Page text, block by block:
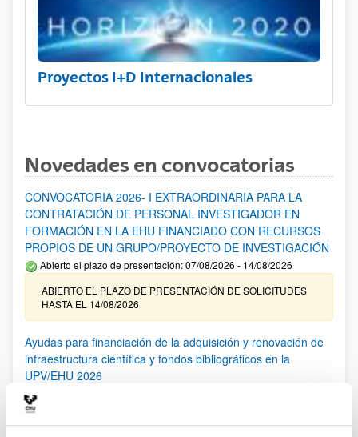
Proyectos I+D Internacionales
Novedades en convocatorias
CONVOCATORIA 2026- I EXTRAORDINARIA PARA LA
CONTRATACIÓN DE PERSONAL INVESTIGADOR EN
FORMACIÓN EN LA EHU FINANCIADO CON RECURSOS
PROPIOS DE UN GRUPO/PROYECTO DE INVESTIGACIÓN
Abierto el plazo de presentación: 07/08/2026 - 14/08/2026
ABIERTO EL PLAZO DE PRESENTACIÓN DE SOLICITUDES
HASTA EL 14/08/2026
Ayudas para financiación de la adquisición y renovación de
infraestructura científica y fondos bibliográficos en la
UPV/EHU 2026